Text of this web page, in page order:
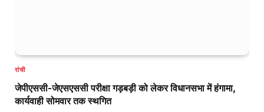
रांची
जेपीएससी-जेएसएससी परीक्षा गड़बड़ी को लेकर विधानसभा में हंगामा,
कार्यवाही सोमवार तक स्थगित